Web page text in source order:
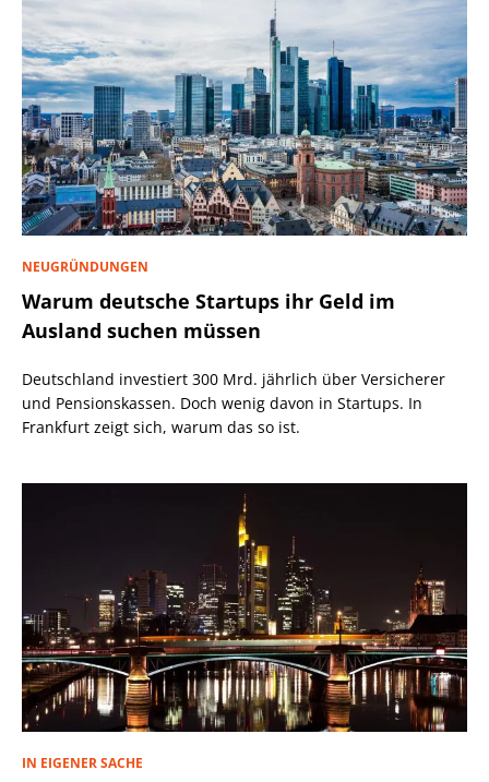
NEUGRÜNDUNGEN
Warum deutsche Startups ihr Geld im
Ausland suchen müssen
Deutschland investiert 300 Mrd. jährlich über Versicherer
und Pensionskassen. Doch wenig davon in Startups. In
Frankfurt zeigt sich, warum das so ist.
IN EIGENER SACHE